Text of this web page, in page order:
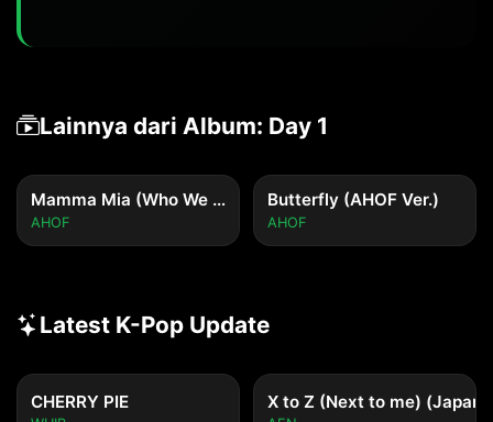
Lainnya dari Album: Day 1
Mamma Mia (Who We Are) (AHOF Ver.)
AHOF
Butterfly (AHOF Ver.)
AHOF
Latest K-Pop Update
CHERRY PIE X to Z (Next to me)